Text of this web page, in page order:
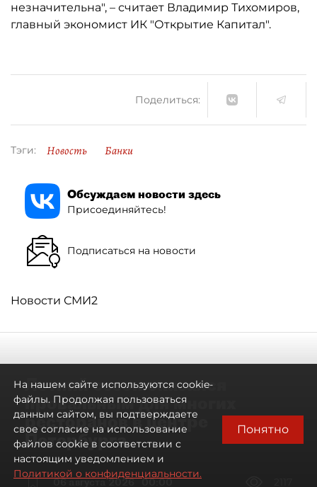
незначительна", – считает Владимир Тихомиров,
главный экономист ИК "Открытие Капитал".
Поделиться:
Тэги: Новость Банки
Обсуждаем новости здесь
Присоединяйтесь!
Подписаться на новости
Новости СМИ2
Летний сезон оказался
провальным для многих
ресторанов в центре
Петербурга
06 августа 2026 00:00
На нашем сайте используются cookie-
файлы. Продолжая пользоваться
данным сайтом, вы подтверждаете
свое согласие на использование
файлов cookie в соответствии с
настоящим уведомлением и
Политикой о конфиденциальности.
Понятно